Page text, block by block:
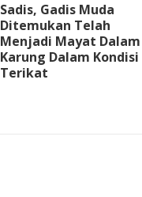
Sadis, Gadis Muda
Ditemukan Telah
Menjadi Mayat Dalam
Karung Dalam Kondisi
Terikat